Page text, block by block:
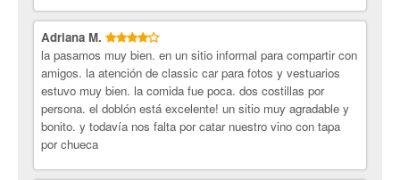
Adriana M.
la pasamos muy bien. en un sitio informal para compartir con
amigos. la atención de classic car para fotos y vestuarios
estuvo muy bien. la comida fue poca. dos costillas por
persona. el doblón está excelente! un sitio muy agradable y
bonito. y todavía nos falta por catar nuestro vino con tapa
por chueca